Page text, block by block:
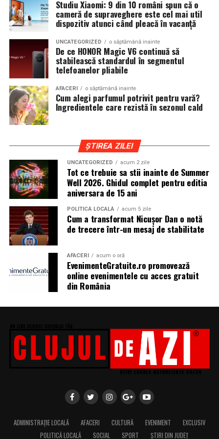
generarea de videoclipuri cu Veo 3.1, crearea de imagini
cu Nano Banana Pro, instrumentul de producție video
Flow și asistentul de cercetare NotebookLM.
Studiu Xiaomi: 9 din 10 români spun că o
cameră de supraveghere este cel mai util
dispozitiv atunci când pleacă în vacanță
UNCATEGORIZED o săptămână inainte
De ce HONOR Magic V6 continuă să
stabilească standardul în segmentul
telefoanelor pliabile
AFACERI o săptămână inainte
Cum alegi parfumul potrivit pentru vară?
Ingredientele care rezistă în sezonul cald
ȘTIREA ZILEI
UNCATEGORIZED acum 2 zile
Tot ce trebuie sa stii inainte de Summer
Well 2026. Ghidul complet pentru editia
aniversara de 15 ani
POLITICĂ LOCALĂ acum 5 zile
Cum a transformat Nicușor Dan o notă
de trecere într-un mesaj de stabilitate
AFACERI acum o oră
EvenimenteGratuite.ro promovează
online evenimentele cu acces gratuit
din România
ADMINISTRAȚIE LOCALĂ AFACERI CULTURĂ EVENIMENT
EXCLUSIV
POLITICĂ LOCALĂ
SOCIAL SPORT ȘTIRI DIN JUDEȚ